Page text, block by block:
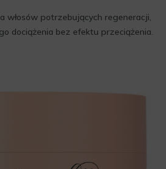
włosów potrzebujących regeneracji,
dociążenia bez efektu przeciążenia.